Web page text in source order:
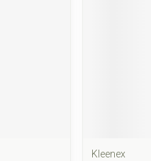
Kleenex